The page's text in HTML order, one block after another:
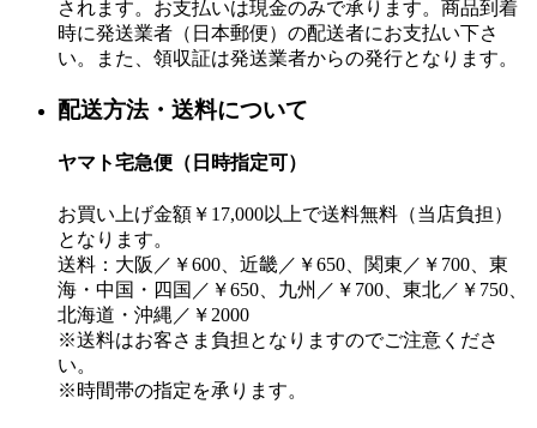
されます。お支払いは現金のみで承ります。商品到着
時に発送業者（日本郵便）の配送者にお支払い下さ
い。また、領収証は発送業者からの発行となります。
配送方法・送料について
ヤマト宅急便（日時指定可）
お買い上げ金額￥17,000以上で送料無料（当店負担）
となります。
送料：大阪／￥600、近畿／￥650、関東／￥700、東
海・中国・四国／￥650、九州／￥700、東北／￥750、
北海道・沖縄／￥2000
※送料はお客さま負担となりますのでご注意くださ
い。
※時間帯の指定を承ります。